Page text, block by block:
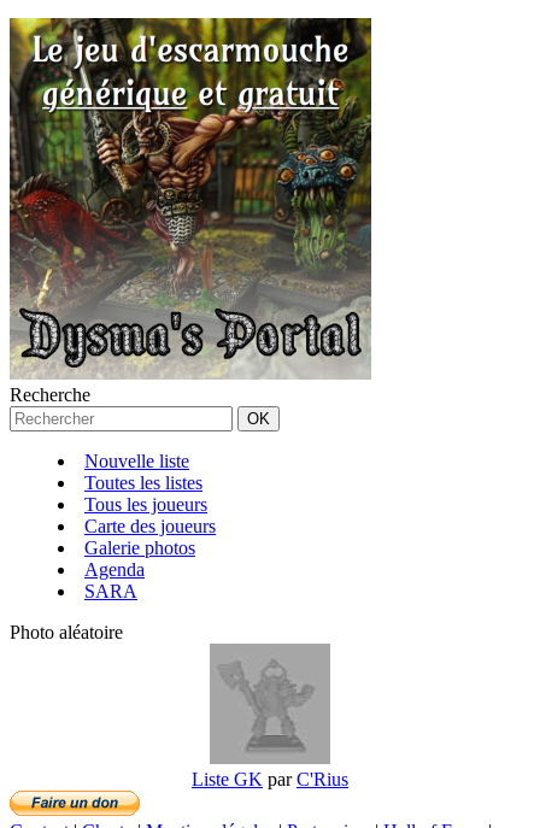
Recherche
Nouvelle liste
Toutes les listes
Tous les joueurs
Carte des joueurs
Galerie photos
Agenda
SARA
Photo aléatoire
Liste GK parC'Rius